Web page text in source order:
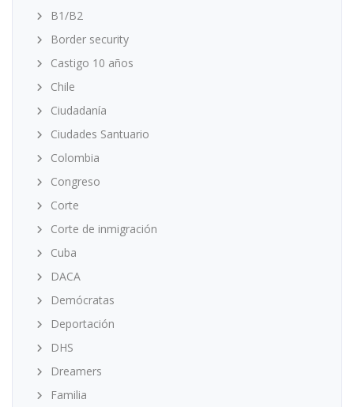
B1/B2
Border security
Castigo 10 años
Chile
Ciudadanía
Ciudades Santuario
Colombia
Congreso
Corte
Corte de inmigración
Cuba
DACA
Demócratas
Deportación
DHS
Dreamers
Familia